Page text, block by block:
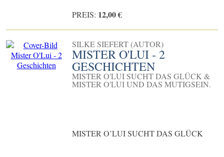
PREIS: 12,00 €
SILKE SIEFERT (AUTOR)
MISTER O'LUI - 2
GESCHICHTEN
MISTER O'LUI SUCHT DAS GLÜCK &
MISTER O'LUI UND DAS MUTIGSEIN.
MISTER O’LUI SUCHT DAS GLÜCK